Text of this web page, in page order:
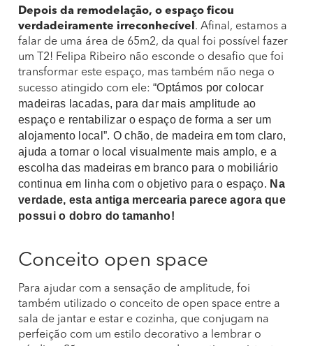
Depois da remodelação, o espaço ficou
verdadeiramente irreconhecível . Afinal, estamos a
falar de uma área de 65m2, da qual foi possível fazer
um T2! Felipa Ribeiro não esconde o desafio que foi
transformar este espaço, mas também não nega o
sucesso atingido com ele: “Optámos por colocar
madeiras lacadas, para dar mais amplitude ao
espaço e rentabilizar o espaço de forma a ser um
alojamento local”. O chão, de madeira em tom claro,
ajuda a tornar o local visualmente mais amplo, e a
escolha das madeiras em branco para o mobiliário
continua em linha com o objetivo para o espaço. Na
verdade, esta antiga mercearia parece agora que
possui o dobro do tamanho!
Conceito open space
Para ajudar com a sensação de amplitude, foi
também utilizado o conceito de open space entre a
sala de jantar e estar e cozinha, que conjugam na
perfeição com um estilo decorativo a lembrar o